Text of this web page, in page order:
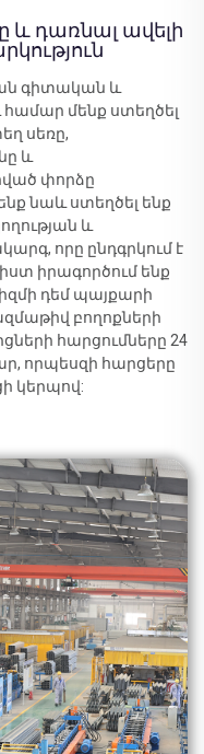
և դառնալ ավելի
գիտական և
մենք ստեղծել
սեռը,
և
փորձը
նաև ստեղծել ենք
և
որը ընդգրկում է
իրագործում ենք
դեմ պայքարի
բողոքների
հարցումները 24
որպեսզի հարցերը
կերպով: